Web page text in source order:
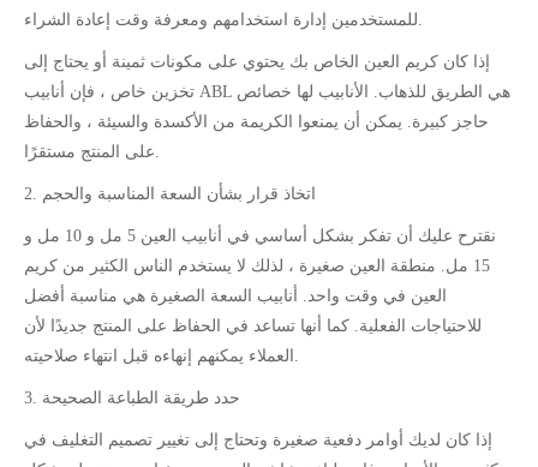
إذا كان كريم العين الخاص بك يحتوي على مكونات ثمينة أو يحتاج إلى
تخزين خاص ، فإن أنابيب ABL هي الطريق للذهاب. الأنابيب لها خصائص
حاجز كبيرة. يمكن أن يمنعوا الكريمة من الأكسدة والسيئة ، والحفاظ
2. اتخاذ قرار بشأن السعة المناسبة والحجم
نقترح عليك أن تفكر بشكل أساسي في أنابيب العين 5 مل و 10 مل و
15 مل. منطقة العين صغيرة ، لذلك لا يستخدم الناس الكثير من كريم
العين في وقت واحد. أنابيب السعة الصغيرة هي مناسبة أفضل
للاحتياجات الفعلية. كما أنها تساعد في الحفاظ على المنتج جديدًا لأن
3. حدد طريقة الطباعة الصحيحة
إذا كان لديك أوامر دفعية صغيرة وتحتاج إلى تغيير تصميم التغليف في